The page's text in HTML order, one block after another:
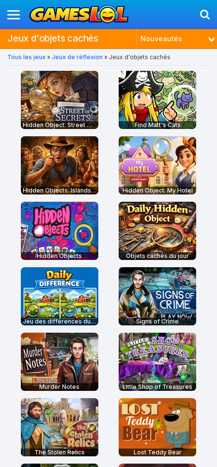
Jeux d'objets cachés Nouveautés
Tendances
Plus joués
Mieux notés
Tous les jeux » Jeux de réflexion » Jeux d'objets cachés
Hidden Object: Street Of Secrets Find Matt's Cats
Hidden Objects: Islands Secrets Hidden Object: My Hotel
Hidden Objects Objets cachés du jour
Jeu des différences du jour Signs of Crime
Murder Notes Little Shop of Treasures
The Stolen Relics Lost Teddy Bear